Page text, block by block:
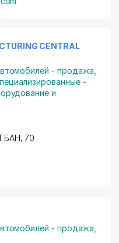
CENTRAL
- продажа,
-
и
70
- продажа,